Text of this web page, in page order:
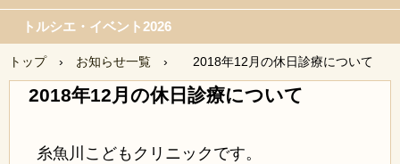
トルシエ・イベント2026
トップ › お知らせ一覧 › 2018年12月の休日診療について
2018年12月の休日診療について
糸魚川こどもクリニックです。